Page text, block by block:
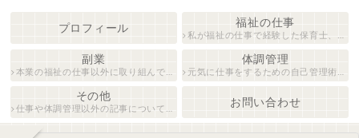
プロフィール 福祉の仕事
私が福祉の仕事で経験した保育士、障がい者生活支援員について紹介します。
副業
本業の福祉の仕事以外に取り組んでいる仕事について紹介します。
体調管理
元気に仕事をするための自己管理術について説明します。
その他
仕事や体調管理以外の記事について執筆しています。
お問い合わせ